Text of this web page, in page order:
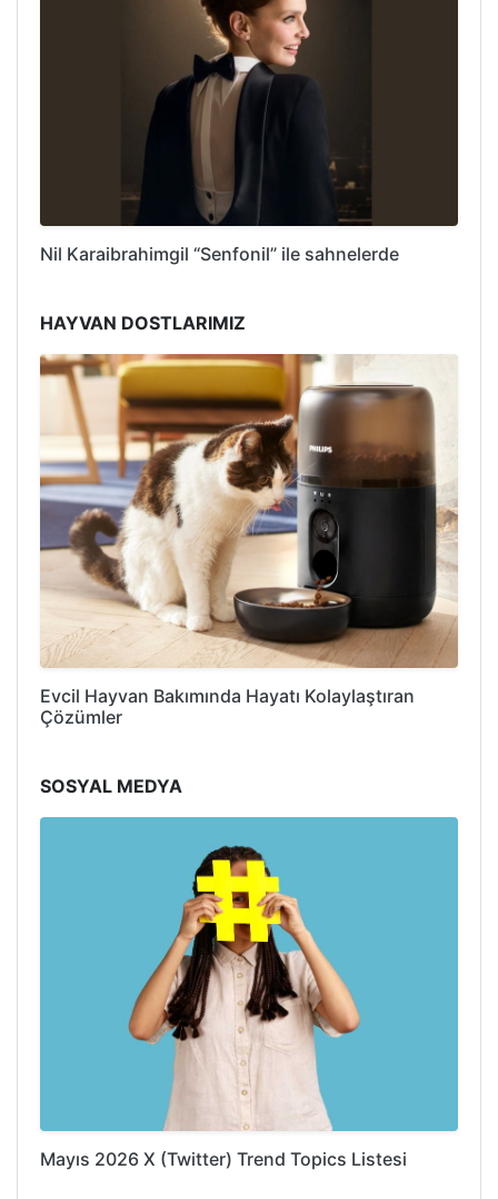
Nil Karaibrahimgil “Senfonil” ile sahnelerde
HAYVAN DOSTLARIMIZ
Evcil Hayvan Bakımında Hayatı Kolaylaştıran
Çözümler
SOSYAL MEDYA
Mayıs 2026 X (Twitter) Trend Topics Listesi